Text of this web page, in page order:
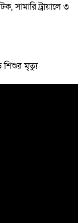
সামারি ট্রায়ালে ৩
শিশুর মৃত্যু